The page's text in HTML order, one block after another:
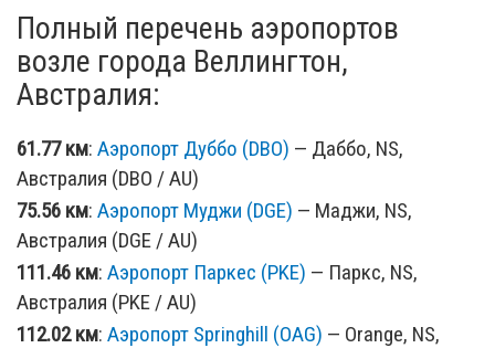
Полный перечень аэропортов
возле города Веллингтон,
Австралия:
61.77 км: Аэропорт Дуббо (DBO) — Даббо, NS,
Австралия (DBO / AU)
75.56 км: Аэропорт Муджи (DGE) — Маджи, NS,
Австралия (DGE / AU)
111.46 км: Аэропорт Паркес (PKE) — Паркс, NS,
Австралия (PKE / AU)
112.02 км: Аэропорт Springhill (OAG) — Orange, NS,